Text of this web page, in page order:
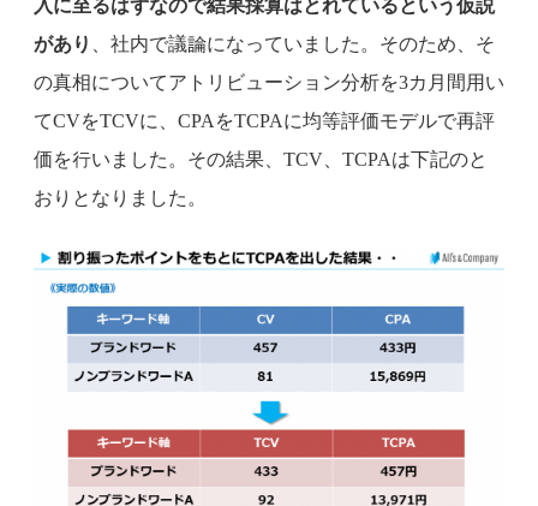
入に至るはずなので結果採算はとれているという仮説
があり
、社内で議論になっていました。そのため、そ
の真相についてアトリビューション分析を3カ月間用い
てCVをTCVに、CPAをTCPAに均等評価モデルで再評
価を行いました。その結果、TCV、TCPAは下記のと
おりとなりました。